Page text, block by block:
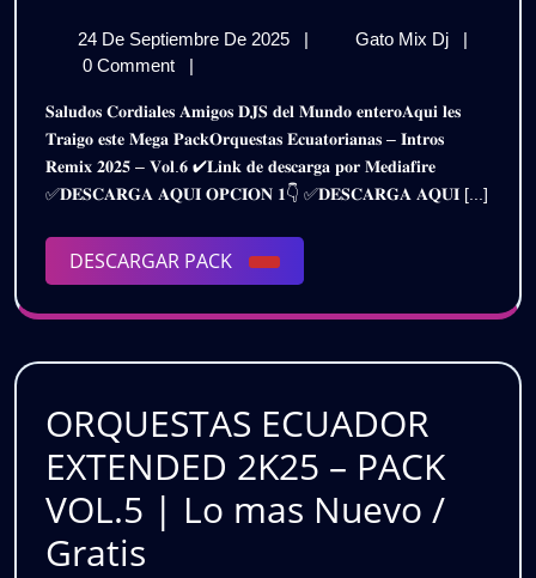
INTROS
REMIX
2K25
–
VOL.6
|
Gratis
24 De Septiembre De 2025
24
De
2025
| Gato Mix Dj
REMIX
VOL.6
|
0 Comment
|
𝐒𝐚𝐥𝐮𝐝𝐨𝐬 𝐂𝐨𝐫𝐝𝐢𝐚𝐥𝐞𝐬 𝐀𝐦𝐢𝐠𝐨𝐬 𝐃𝐉𝐒 𝐝𝐞𝐥 𝐌𝐮𝐧𝐝𝐨 𝐞𝐧𝐭𝐞𝐫𝐨𝐀𝐪𝐮𝐢 𝐥𝐞𝐬
𝐓𝐫𝐚𝐢𝐠𝐨 𝐞𝐬𝐭𝐞 𝐌𝐞𝐠𝐚 𝐏𝐚𝐜𝐤𝐎𝐫𝐪𝐮𝐞𝐬𝐭𝐚𝐬 𝐄𝐜𝐮𝐚𝐭𝐨𝐫𝐢𝐚𝐧𝐚𝐬 – 𝐈𝐧𝐭𝐫𝐨𝐬
𝐑𝐞𝐦𝐢𝐱 𝟐𝟎𝟐𝟓 – 𝐕𝐨𝐥.𝟔 ✔𝐋𝐢𝐧𝐤 𝐝𝐞 𝐝𝐞𝐬𝐜𝐚𝐫𝐠𝐚 𝐩𝐨𝐫 𝐌𝐞𝐝𝐢𝐚𝐟𝐢𝐫𝐞
✅𝐃𝐄𝐒𝐂𝐀𝐑𝐆𝐀 𝐀𝐐𝐔𝐈 𝐎𝐏𝐂𝐈𝐎𝐍 𝟏👇 ✅𝐃𝐄𝐒𝐂𝐀𝐑𝐆𝐀 𝐀𝐐𝐔𝐈 [...]
DESCARGAR PACK
DESCARGAR
PACK
ORQUESTAS ECUADOR
EXTENDED 2K25 – PACK
VOL.5 | Lo mas Nuevo /
Gratis